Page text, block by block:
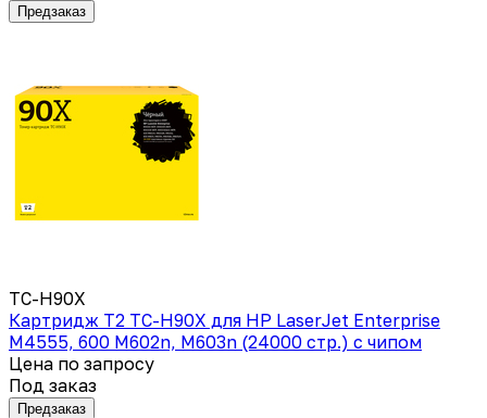
Предзаказ
TC-H90X
Картридж T2 TC-H90X для HP LaserJet Enterprise
M4555, 600 M602n, M603n (24000 стр.) с чипом
Цена по запросу
Под заказ
Предзаказ